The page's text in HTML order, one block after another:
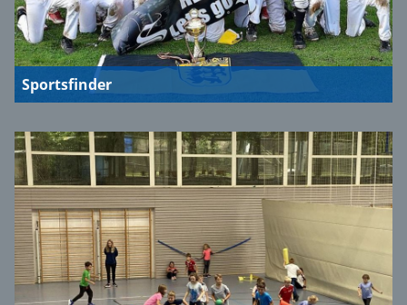
Sportsfinder